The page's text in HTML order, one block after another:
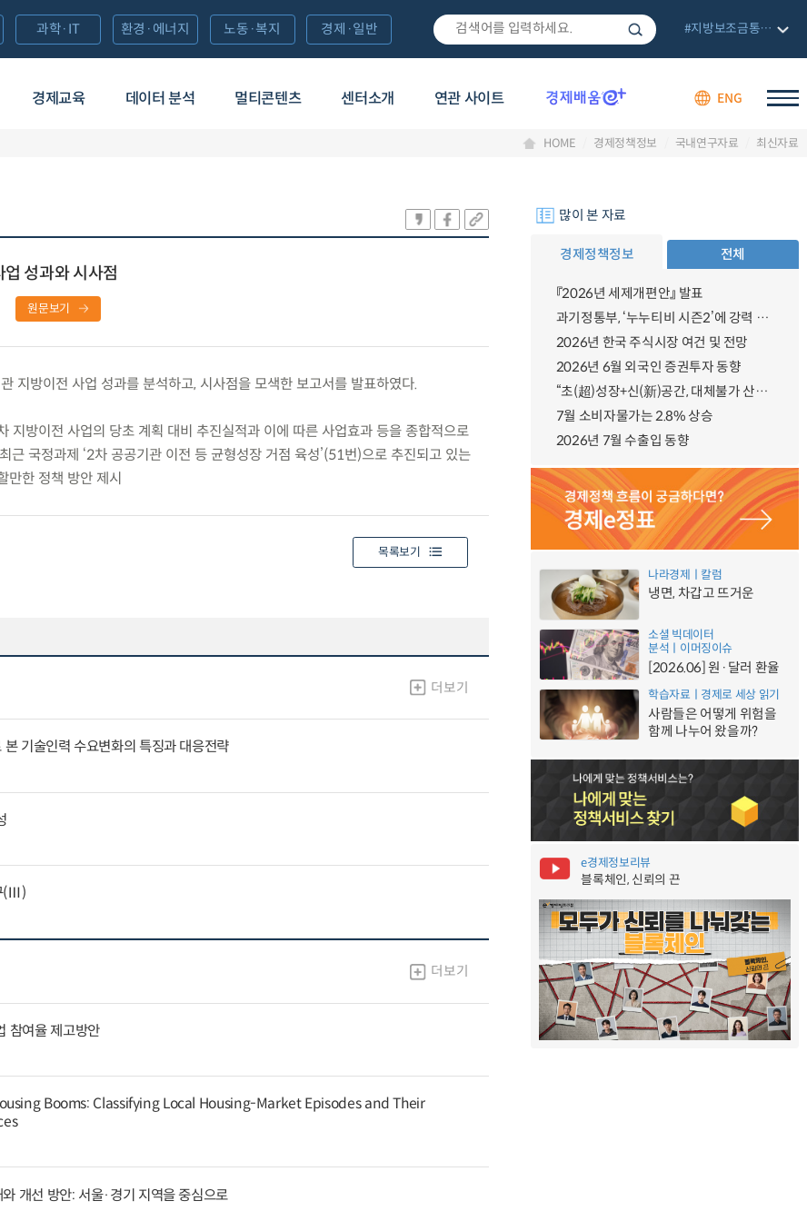
경제교육 데이터 분석 멀티콘텐츠 센터소개 연관 사이트 ENG
과학·IT 환경·에너지 노동·복지 경제·일반 #지방보조금통합관리망
HOME 경제정책정보 국내연구자료 최신자료
성과와 시사점
원문보기
지방이전 사업 성과를 분석하고, 시사점을 모색한 보고서를 발표하였다.
방이전 사업의 당초 계획 대비 추진실적과 이에 따른 사업효과 등을 종합적으로
근 국정과제 ‘2차 공공기관 이전 등 균형성장 거점 육성’(51번)으로 추진되고 있는
만한 정책 방안 제시
목록보기
더보기
기술인력 수요변화의 특징과 대응전략
(Ⅲ)
더보기
참여율 제고방안
Booms: Classifying Local Housing-Market Episodes and Their
개선 방안: 서울·경기 지역을 중심으로
많이 본 자료
경제정책정보 전체
『2026년 세제개편안』 발표
과기정통부, ‘누누티비 시즌2’에 강력 대응 의지 밝혀
2026년 한국 주식시장 여건 및 전망
2026년 6월 외국인 증권투자 동향
“초(超)성장+신(新)공간, 대체불가 산업강국”
7월 소비자물가는 2.8% 상승
2026년 7월 수출입 동향
나라경제ㅣ칼럼
냉면, 차갑고 뜨거운
소셜 빅데이터
분석ㅣ이머징이슈
[2026.06] 원·달러 환율
학습자료ㅣ경제로 세상 읽기
사람들은 어떻게 위험을
함께 나누어 왔을까?
e경제정보리뷰
블록체인, 신뢰의 끈